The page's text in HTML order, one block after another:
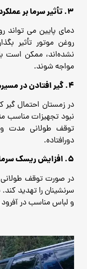
۳. تأثیر سرما بر عملکرد خودرو
دمای پایین می‌
روغن موتور تأثیر
نشده‌اند، ممکن است
مواجه شوند.
۴. گیر افتادن در مسیرهای برفی
در زمستان احتمال گیر
نبود تجهیزات مناسب
توقف طولانی ‌مدت
دورافتاده.
۵. افزایش ریسک سرمازدگی سرنشینان
در صورت توقف
سرنشینان را تهدید
و لباس مناسب در